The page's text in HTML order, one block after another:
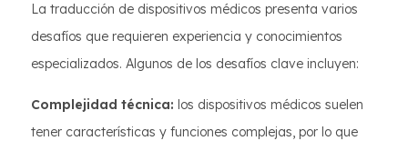
La traducción de dispositivos médicos presenta varios
desafíos que requieren experiencia y conocimientos
especializados. Algunos de los desafíos clave incluyen:
Complejidad técnica: los dispositivos médicos suelen
tener características y funciones complejas, por lo que